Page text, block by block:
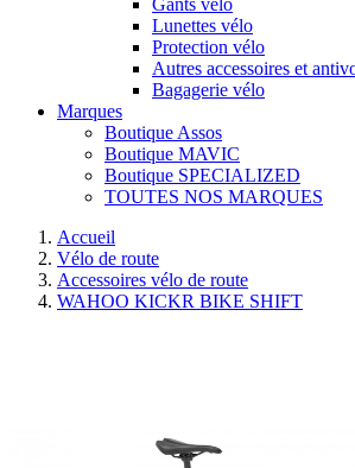
Gants vélo
Lunettes vélo
Protection vélo
Autres accessoires et
Bagagerie vélo
Marques
Boutique Assos
Boutique MAVIC
Boutique SPECIALIZED
TOUTES NOS MARQUES
Accueil
Vélo de route
Accessoires vélo de route
WAHOO KICKR BIKE SHIFT